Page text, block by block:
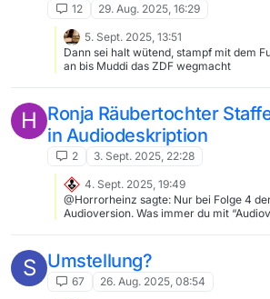
12
29. Aug. 2025, 16:29
5. Sept. 2025, 13:51
Dann sei halt wütend, stampf mit dem
an bis Muddi das ZDF wegmacht
H Ronja Räubertochter
in Audiodeskription
2 3. Sept. 2025, 22:28
4. Sept. 2025, 19:49
@Horrorheinz sagte: Nur bei Folge 4
Audioversion. Was immer du mit “Audioversion” meinst:
Sprache) wie bei den anderen Folgen:
72dd90fa-2d65-406c-889b-
MVW scheint’s da tatsächlich zurzeit
S Umstellung?
67 26. Aug. 2025, 08:54